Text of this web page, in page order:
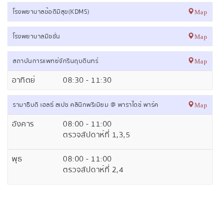
โรงพยาบาลข้อดีมีสุข(KDMS) Map
โรงพยาบาลมิชชั่น Map
สถาบันการแพทย์จักรีนฤบดินทร์ Map
อาทิตย์ 08:30 - 11:30
รามาธิบดี เฮลธ์ สเปซ คลินิกพรีเมียม @ พาราไดซ์ พาร์ค Map
อังคาร
08:00 - 11:00
ตรวจสัปดาห์ที่ 1,3,5
พุธ
08:00 - 11:00
ตรวจสัปดาห์ที่ 2,4